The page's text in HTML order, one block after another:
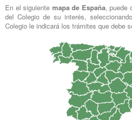
En el siguiente mapa de España, puede
del Colegio de su interés,
Colegio le indicará los trámites que debe